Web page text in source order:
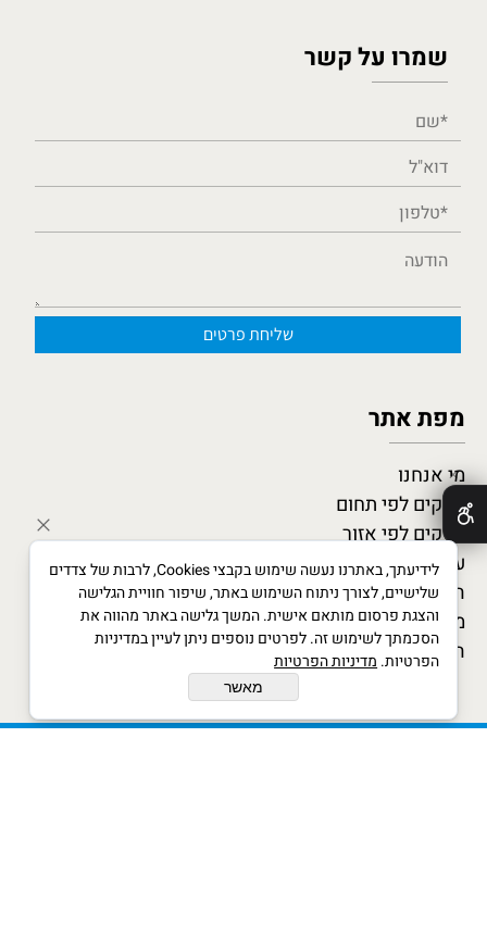
שמרו על קשר
מפת אתר
מי אנחנו
עסקים לפי תחום
עסקים לפי אזור
עסקים מומלצים
המגזין העסקי
מדריך לעסקים חדשים
הצטרף כמומחה
✕
לידיעתך, באתרנו נעשה שימוש בקבצי Cookies, לרבות של צדדים
שלישיים, לצורך ניתוח השימוש באתר, שיפור חוויית הגלישה
והצגת פרסום מותאם אישית. המשך גלישה באתר מהווה את
הסכמתך לשימוש זה. לפרטים נוספים ניתן לעיין במדיניות
הפרטיות. מדיניות הפרטיות
מאשר